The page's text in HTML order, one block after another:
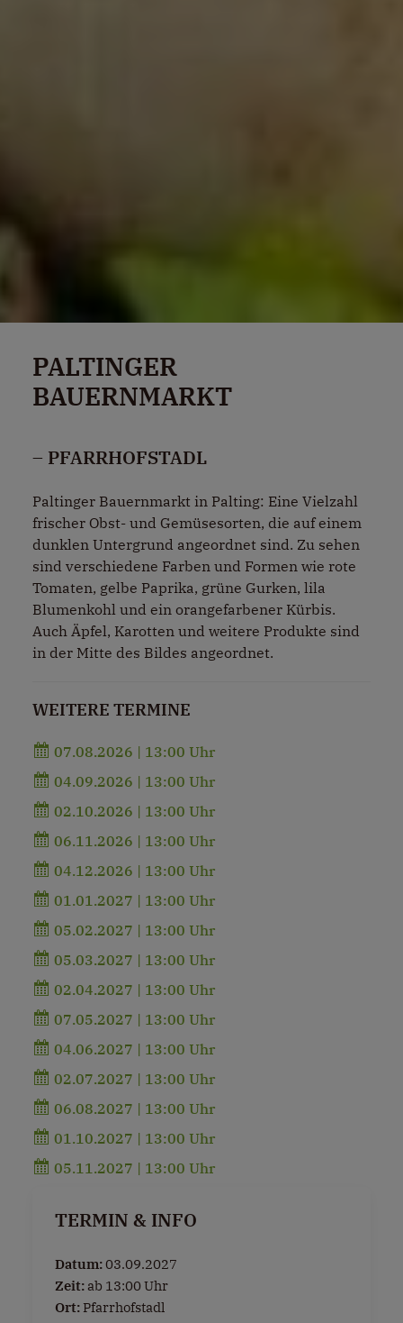
PALTINGER
BAUERNMARKT
– PFARRHOFSTADL
Paltinger Bauernmarkt in Palting: Eine Vielzahl
frischer Obst- und Gemüsesorten, die auf einem
dunklen Untergrund angeordnet sind. Zu sehen
sind verschiedene Farben und Formen wie rote
Tomaten, gelbe Paprika, grüne Gurken, lila
Blumenkohl und ein orangefarbener Kürbis.
Auch Äpfel, Karotten und weitere Produkte sind
in der Mitte des Bildes angeordnet.
WEITERE TERMINE
07.08.2026 | 13:00 Uhr
04.09.2026 | 13:00 Uhr
02.10.2026 | 13:00 Uhr
06.11.2026 | 13:00 Uhr
04.12.2026 | 13:00 Uhr
01.01.2027 | 13:00 Uhr
05.02.2027 | 13:00 Uhr
05.03.2027 | 13:00 Uhr
02.04.2027 | 13:00 Uhr
07.05.2027 | 13:00 Uhr
04.06.2027 | 13:00 Uhr
02.07.2027 | 13:00 Uhr
06.08.2027 | 13:00 Uhr
01.10.2027 | 13:00 Uhr
05.11.2027 | 13:00 Uhr
TERMIN & INFO
Datum:03.09.2027
Zeit: ab 13:00 Uhr
Ort: Pfarrhofstadl